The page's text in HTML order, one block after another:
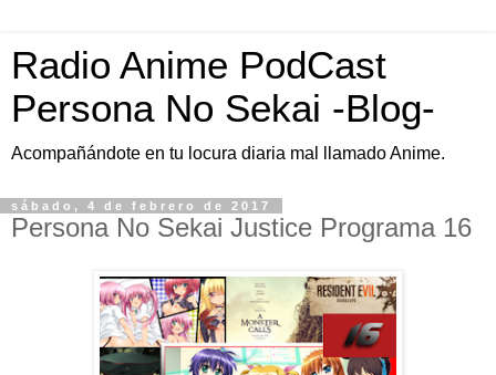
Radio Anime PodCast
Persona No Sekai -Blog-
Acompañándote en tu locura diaria mal llamado Anime.
sábado, 4 de febrero de 2017
Persona No Sekai Justice Programa 16